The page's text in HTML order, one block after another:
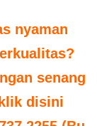
nyaman
senang
disini